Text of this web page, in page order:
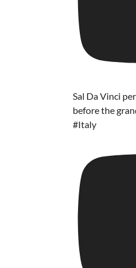
Sal Da Vinci
before the
#Italy